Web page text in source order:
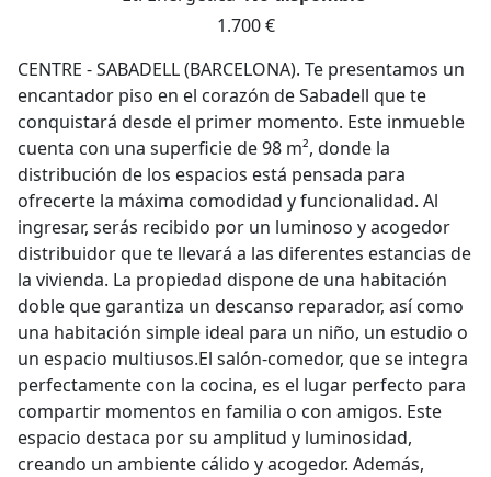
1.700 €
CENTRE - SABADELL (BARCELONA). Te presentamos un
encantador piso en el corazón de Sabadell que te
conquistará desde el primer momento. Este inmueble
cuenta con una superficie de 98 m², donde la
distribución de los espacios está pensada para
ofrecerte la máxima comodidad y funcionalidad. Al
ingresar, serás recibido por un luminoso y acogedor
distribuidor que te llevará a las diferentes estancias de
la vivienda. La propiedad dispone de una habitación
doble que garantiza un descanso reparador, así como
una habitación simple ideal para un niño, un estudio o
un espacio multiusos.El salón-comedor, que se integra
perfectamente con la cocina, es el lugar perfecto para
compartir momentos en familia o con amigos. Este
espacio destaca por su amplitud y luminosidad,
creando un ambiente cálido y acogedor. Además,